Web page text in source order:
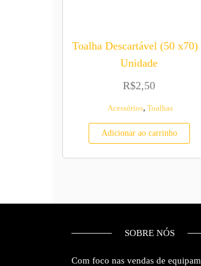
Toalha Descartável (50 x70)
Unidade
R$2,50
Acessórios, Toalhas
Adicionar ao carrinho
SOBRE NÓS
Com foco nas vendas de